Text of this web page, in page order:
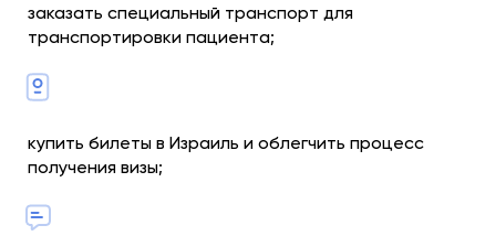
заказать специальный транспорт для
транспортировки пациента;
купить билеты в Израиль и облегчить процесс
получения визы;